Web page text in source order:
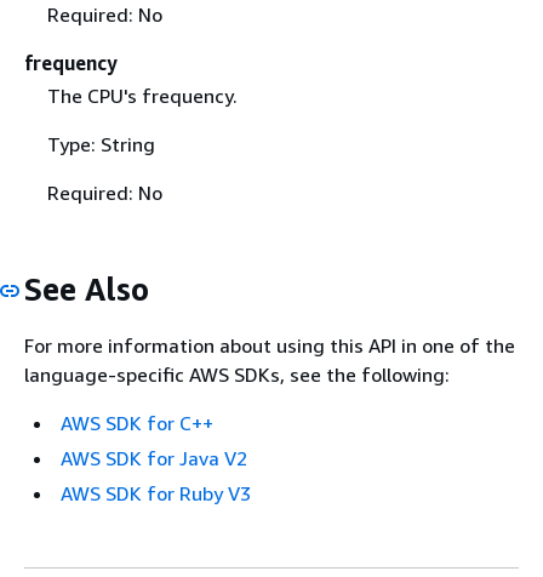
Required: No
frequency
The CPU's frequency.
Type: String
Required: No
See Also
For more information about using this API in one of the
language-specific AWS SDKs, see the following:
AWS SDK for C++
AWS SDK for Java V2
AWS SDK for Ruby V3